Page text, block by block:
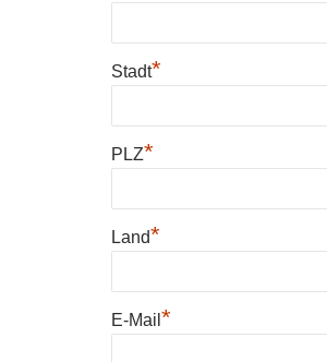
Stadt*
PLZ*
Land*
E-Mail *